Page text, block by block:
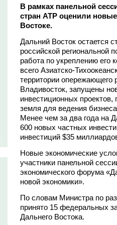
В рамках панельной
стран АТР оценили
Востоке.
Дальний Восток остается
российской региональной
работа по укреплению его
всего Азиатско-
территории опережающего
Владивосток, запущены
инвестиционных проектов,
земля для ведения
Менее чем за два года на
600 новых частных
инвестиций $35
Новые экономические
участники панельной
экономического форума
новой экономики».
По словам Министра по
принято 15 федеральных
Дальнего Востока.